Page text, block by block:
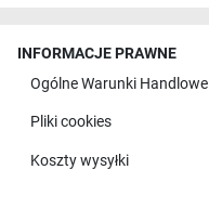
INFORMACJE PRAWNE
Ogólne Warunki Handlowe
Pliki cookies
Koszty wysyłki